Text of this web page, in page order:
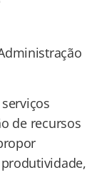
de recursos